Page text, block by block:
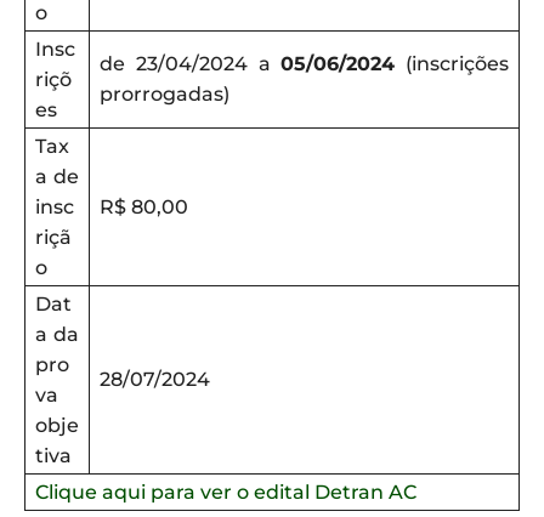
o
Insc
riçõ
es
de 23/04/2024 a05/06/2024 (inscrições
prorrogadas)
Tax
a de
insc
riçã
o
R$ 80,00
Dat
a da
pro
va
obje
tiva
28/07/2024
Clique aqui para ver o edital Detran AC